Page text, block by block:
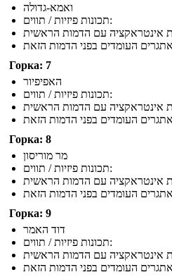
ואמא-גדולה
תכונות פיזיות / תווים:
Горка: 7
האפיפיור
תכונות פיזיות / תווים:
Горка: 8
מר מוריסון
תכונות פיזיות / תווים:
Горка: 9
דוד האמר
תכונות פיזיות / תווים: